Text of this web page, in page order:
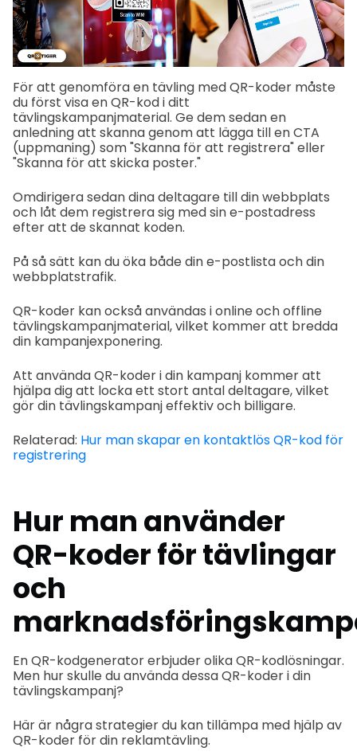
För att genomföra en tävling med QR-koder måste
du först visa en QR-kod i ditt
tävlingskampanjmaterial. Ge dem sedan en
anledning att skanna genom att lägga till en CTA
(uppmaning) som "Skanna för att registrera" eller
"Skanna för att skicka poster."
Omdirigera sedan dina deltagare till din webbplats
och låt dem registrera sig med sin e-postadress
efter att de skannat koden.
På så sätt kan du öka både din e-postlista och din
webbplatstrafik.
QR-koder kan också användas i online och offline
tävlingskampanjmaterial, vilket kommer att bredda
din kampanjexponering.
Att använda QR-koder i din kampanj kommer att
hjälpa dig att locka ett stort antal deltagare, vilket
gör din tävlingskampanj effektiv och billigare.
Relaterad: Hur man skapar en kontaktlös QR-kod för
registrering
Hur man använder
QR-koder för tävlingar
och
En QR-kodgenerator erbjuder olika QR-kodlösningar.
Men hur skulle du använda dessa QR-koder i din
tävlingskampanj?
Här är några strategier du kan tillämpa med hjälp av
QR-koder för din reklamtävling.